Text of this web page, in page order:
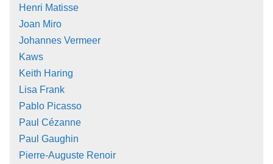
Henri Matisse
Joan Miro
Johannes Vermeer
Kaws
Keith Haring
Lisa Frank
Pablo Picasso
Paul Cézanne
Paul Gaughin
Pierre-Auguste Renoir